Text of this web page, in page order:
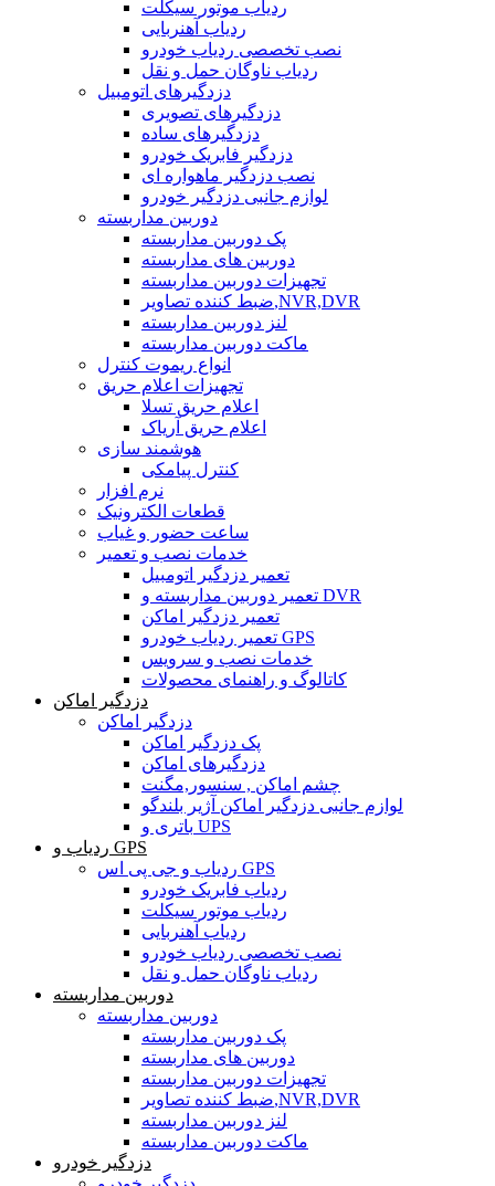
ردیاب موتور سیکلت
ردیاب آهنربایی
نصب تخصصی ردیاب خودرو
ردیاب ناوگان حمل و نقل
دزدگیرهای اتومبیل
دزدگیرهای تصویری
دزدگیرهای ساده
دزدگیر فابریک خودرو
نصب دزدگیر ماهواره ای
لوازم جانبی دزدگیر خودرو
دوربین مداربسته
پک دوربین مداربسته
دوربین های مداربسته
تجهیزات دوربین مداربسته
ضبط کننده تصاویر,NVR,DVR
لنز دوربین مداربسته
ماکت دوربین مداربسته
انواع ریموت کنترل
تجهیزات اعلام حریق
اعلام حریق تسلا
اعلام حریق آریاک
هوشمند سازی
کنترل پیامکی
نرم افزار
قطعات الکترونیک
ساعت حضور و غیاب
خدمات نصب و تعمیر
تعمیر دزدگیر اتومبیل
تعمیر دوربین مداربسته و DVR
تعمیر دزدگیر اماکن
تعمیر ردیاب خودرو GPS
خدمات نصب و سرویس
کاتالوگ و راهنمای محصولات
دزدگیر اماکن
دزدگیر اماکن
پک دزدگیر اماکن
دزدگیرهای اماکن
چشم اماکن , سنسور,مگنت
لوازم جانبی دزدگیر اماکن آژیر بلندگو
باتری و UPS
ردیاب و GPS
ردیاب و جی پی اس GPS
ردیاب فابریک خودرو
ردیاب موتور سیکلت
ردیاب آهنربایی
نصب تخصصی ردیاب خودرو
ردیاب ناوگان حمل و نقل
دوربین مداربسته
دوربین مداربسته
پک دوربین مداربسته
دوربین های مداربسته
تجهیزات دوربین مداربسته
ضبط کننده تصاویر,NVR,DVR
لنز دوربین مداربسته
ماکت دوربین مداربسته
دزدگیر خودرو